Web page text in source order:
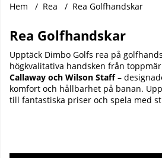
Hem Rea Rea Golfhandskar
Rea Golfhandskar
Upptäck Dimbo Golfs rea på
högkvalitativa handsken från
Callaway och Wilson Staff–
komfort och hållbarhet på banan.
till fantastiska priser och spela med